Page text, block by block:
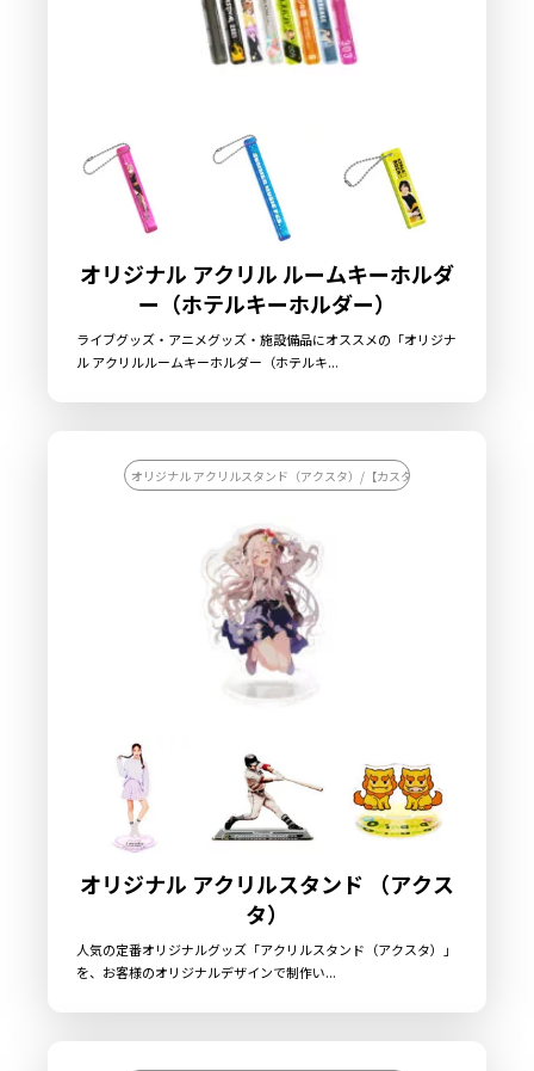
オリジナル アクリル ルームキーホルダ
ー（ホテルキーホルダー）
ライブグッズ・アニメグッズ・施設備品にオススメの「オリジナ
ル アクリルルームキーホルダー（ホテルキ...
オリジナル アクリルスタンド（アクスタ）/【カスタマイズ対応】オリ
オリジナル アクリルスタンド （アクス
タ）
人気の定番オリジナルグッズ「アクリルスタンド（アクスタ）」
を、お客様のオリジナルデザインで制作い...